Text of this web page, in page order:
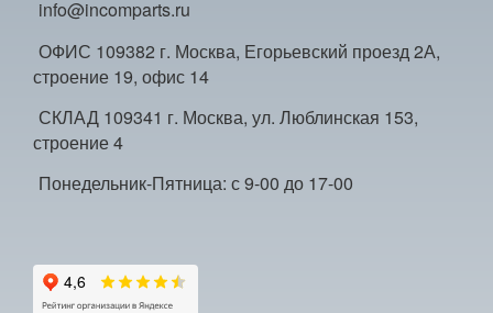
info@incomparts.ru
ОФИС 109382 г. Москва, Егорьевский проезд 2А,
строение 19, офис 14
СКЛАД 109341 г. Москва, ул. Люблинская 153,
строение 4
Понедельник-Пятница: с 9-00 до 17-00